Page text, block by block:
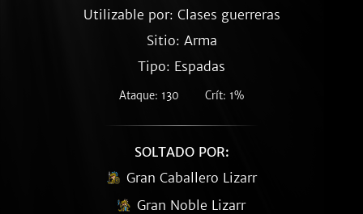
Utilizable por: Clases guerreras
Sitio: Arma
Tipo: Espadas
Ataque: 130 Crít: 1%
SOLTADO POR:
Gran Caballero Lizarr
Gran Noble Lizarr